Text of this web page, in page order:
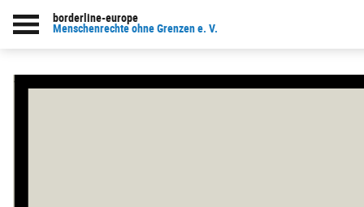
borderline-europe
Menschenrechte ohne Grenzen e. V.